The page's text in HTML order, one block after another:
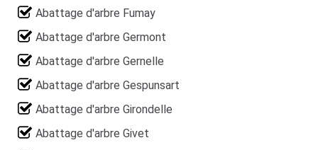
Abattage d'arbre Fumay
Abattage d'arbre Germont
Abattage d'arbre Gernelle
Abattage d'arbre Gespunsart
Abattage d'arbre Girondelle
Abattage d'arbre Givet